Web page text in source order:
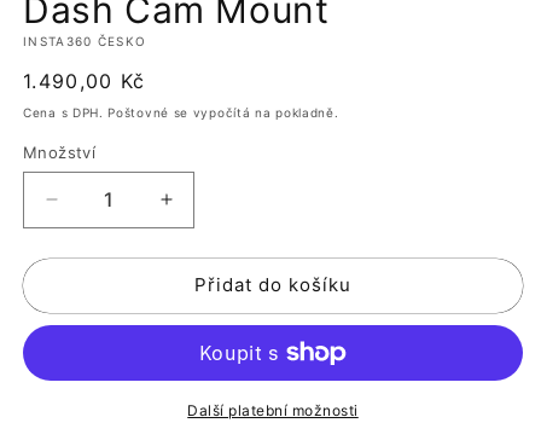
okně
Dash Cam Mount
INSTA360 ČESKO
Běžná
cena
1.490,00 Kč
Cena s DPH. Poštovné se vypočítá na pokladně.
Množství
množství
produktu
Cam
Zvýšit
množství
produktu
Dash
Cam
Přidat do košíku
Další platební možnosti